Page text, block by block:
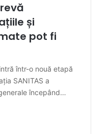
și
pot fi
într-o nouă etapă
SANITAS a
începând…